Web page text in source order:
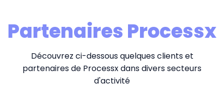
Partenaires Processx
Découvrez ci-dessous quelques clients et
partenaires de Processx dans divers secteurs
d'activité